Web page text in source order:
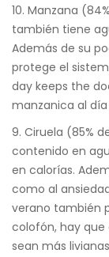
10. Manzana
también tiene
Además de su
protege el
day keeps the
manzanica al día
9. Ciruela (85%
contenido en
en calorías.
como al
verano también
colofón, hay que
sean más